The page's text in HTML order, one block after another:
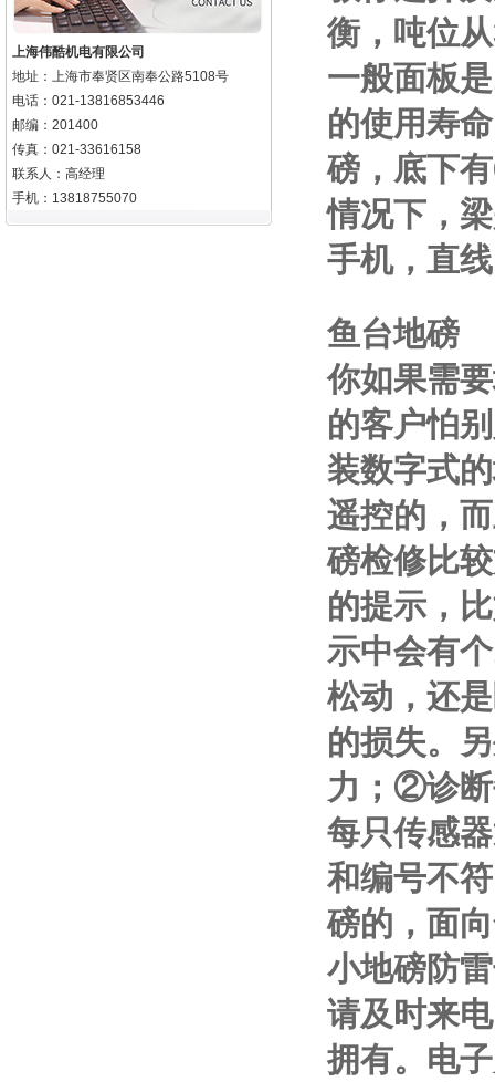
上海伟酷机电有限公司
地址：上海市奉贤区南奉公路5108号
电话：021-13816853446
邮编：201400
传真：021-33616158
联系人：高经理
手机：13818755070
衡，吨位从
一般面板是
的使用寿
磅，底下有
情况下，
手机，直线
鱼台地磅
你如果需
的客户怕
装数字式
遥控的，
磅检修比
的提示，
示中会有个
松动，还
的损失。
力； ②诊
每只传感
和编号不
磅的，面
小地磅防
请及时来
拥有。电